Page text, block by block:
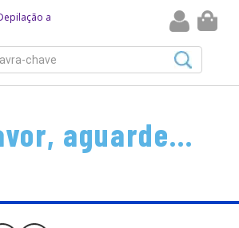
chave
aguarde...